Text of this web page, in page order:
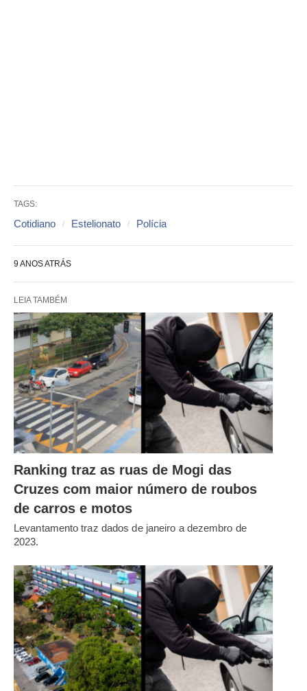
TAGS:
Cotidiano Estelionato Polícia
9 ANOS ATRÁS
LEIA TAMBÉM
Ranking traz as ruas de Mogi das
Cruzes com maior número de roubos
de carros e motos
Levantamento traz dados de janeiro a dezembro de
2023.